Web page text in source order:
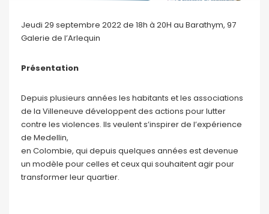
Jeudi 29 septembre 2022 de 18h à 20H au Barathym, 97
Galerie de l’Arlequin
Présentation
Depuis plusieurs années les habitants et les associations
de la Villeneuve développent des actions pour lutter
contre les violences. Ils veulent s’inspirer de l’expérience
de Medellin,
en Colombie, qui depuis quelques années est devenue
un modèle pour celles et ceux qui souhaitent agir pour
transformer leur quartier.